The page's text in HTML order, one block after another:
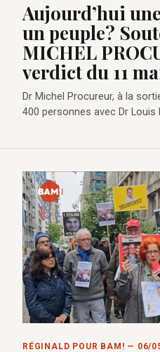
Aujourd’hui
un peuple?
MICHEL
verdict du 11
Dr Michel Procureur, à la
400 personnes avec Dr Louis
RÉGINALD POUR BAM! — 06/